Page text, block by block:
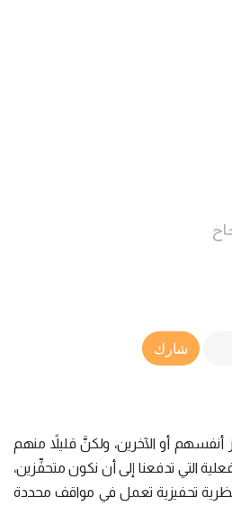
Article Link
شارك
أو الآخرين، ولكنَّ قليلاً منهم
التي تدفعنا إلى أن نكون متحفِّزين،
يأتي قائمة بأفضل 12 نظرية تحفيزية تعمل في مواقف محددة